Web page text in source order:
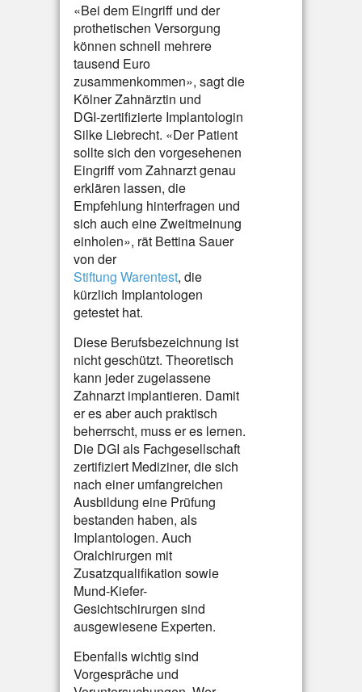
«Bei dem Eingriff und der
prothetischen Versorgung
können schnell mehrere
tausend Euro
zusammenkommen», sagt die
Kölner Zahnärztin und
DGI-zertifizierte Implantologin
Silke Liebrecht. «Der Patient
sollte sich den vorgesehenen
Eingriff vom Zahnarzt genau
erklären lassen, die
Empfehlung hinterfragen und
sich auch eine Zweitmeinung
einholen», rät Bettina Sauer
von der
Stiftung Warentest, die
kürzlich Implantologen
getestet hat.
Diese Berufsbezeichnung ist
nicht geschützt. Theoretisch
kann jeder zugelassene
Zahnarzt implantieren. Damit
er es aber auch praktisch
beherrscht, muss er es lernen.
Die DGI als Fachgesellschaft
zertifiziert Mediziner, die sich
nach einer umfangreichen
Ausbildung eine Prüfung
bestanden haben, als
Implantologen. Auch
Oralchirurgen mit
Zusatzqualifikation sowie
Mund-Kiefer-
Gesichtschirurgen sind
ausgewiesene Experten.
Ebenfalls wichtig sind
Vorgespräche und